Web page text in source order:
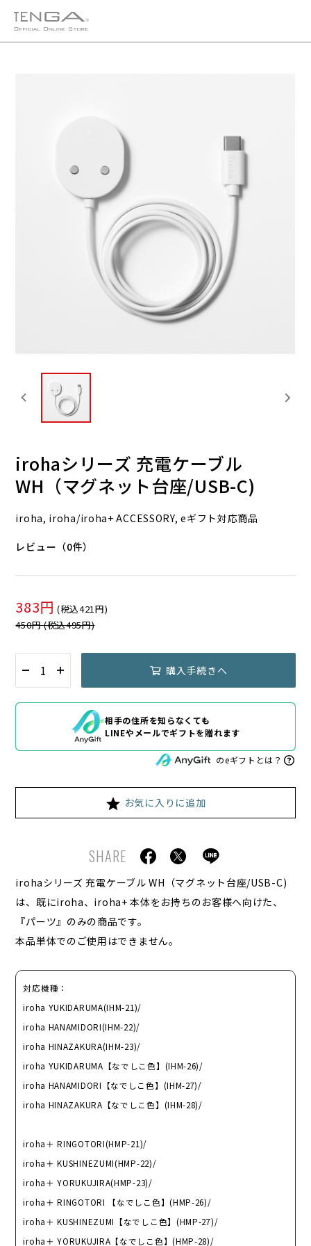
irohaシリーズ 充電ケーブル
WH（マグネット台座/USB-C)
iroha, iroha/iroha+ ACCESSORY, eギフト対応商品
レビュー（0件）
383円 (税込421円)
450円 (税込495円)
購入手続きへ
相手の住所を知らなくても
LINEやメールでギフトを贈れます
のeギフトとは？
お気に入りに追加
SHARE
irohaシリーズ 充電ケーブル WH（マグネット台座/USB-C)
は、既にiroha、iroha+ 本体をお持ちのお客様へ向けた、
『パーツ』のみの商品です。
本品単体でのご使用はできません。
対応機種：
iroha YUKIDARUMA(IHM-21)/
iroha HANAMIDORI(IHM-22)/
iroha HINAZAKURA(IHM-23)/
iroha YUKIDARUMA【なでしこ色】(IHM-26)/
iroha HANAMIDORI【なでしこ色】(IHM-27)/
iroha HINAZAKURA【なでしこ色】(IHM-28)/
iroha＋ RINGOTORI(HMP-21)/
iroha＋ KUSHINEZUMI(HMP-22)/
iroha＋ YORUKUJIRA(HMP-23)/
iroha＋ RINGOTORI 【なでしこ色】(HMP-26)/
iroha＋ KUSHINEZUMI【なでしこ色】(HMP-27)/
iroha＋ YORUKUJIRA【なでしこ色】(HMP-28)/